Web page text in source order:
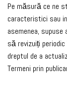
Pe măsură ce ne
caracteristici sau
asemenea,
să revizuiți
dreptul de a
Termeni prin